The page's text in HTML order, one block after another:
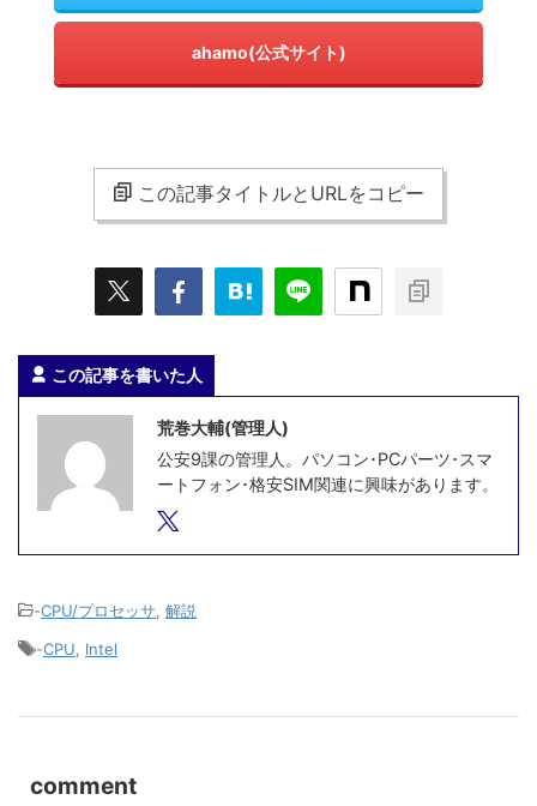
ahamo(公式サイト)
この記事タイトルとURLをコピー
この記事を書いた人
荒巻大輔(管理人)
公安9課の管理人。パソコン･PCパーツ･スマ
ートフォン･格安SIM関連に興味があります。
-CPU/プロセッサ 解説
-CPU Intel
comment